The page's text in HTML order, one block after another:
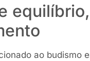
ao budismo